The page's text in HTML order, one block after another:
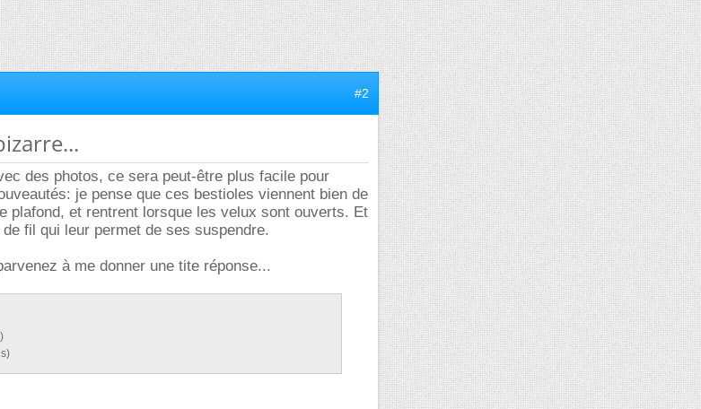
#2
des photos, ce sera peut-être plus facile pour
je pense que ces bestioles viennent bien de
plafond, et rentrent lorsque les velux sont ouverts. Et
fil qui leur permet de ses suspendre.
à me donner une tite réponse...